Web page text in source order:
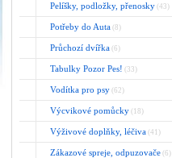
Pelíšky, podložky, přenosky (43)
Potřeby do Auta (8)
Průchozí dvířka (6)
Tabulky Pozor Pes! (33)
Vodítka pro psy (62)
Výcvikové pomůcky (18)
Výživové doplňky, léčiva (41)
Zákazové spreje, odpuzovače (6)